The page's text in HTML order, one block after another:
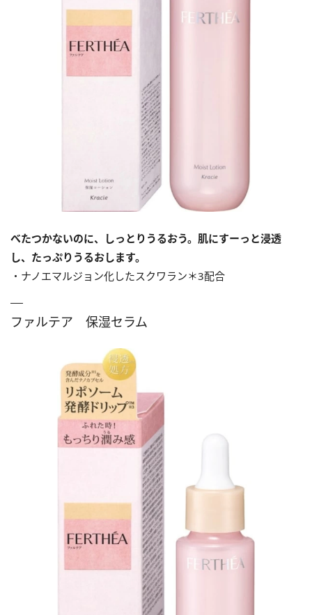
べたつかないのに、しっとりうるおう。肌にすーっと浸透
し、たっぷりうるおします。
・ナノエマルジョン化したスクワラン＊3配合
ファルテア 保湿セラム